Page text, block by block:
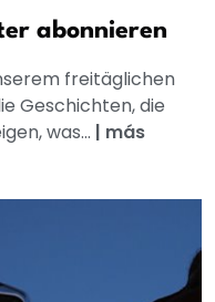
abonnieren
freitäglichen
Geschichten, die
was... | más